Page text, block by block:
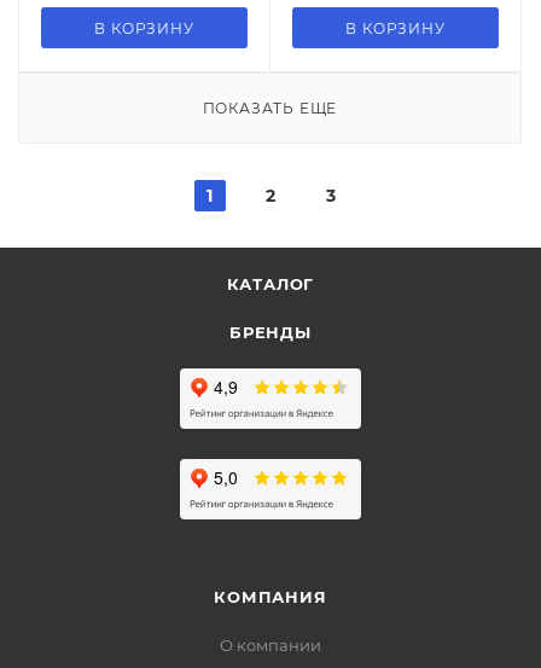
В КОРЗИНУ В КОРЗИНУ
ПОКАЗАТЬ ЕЩЕ
1 2 3
КАТАЛОГ
БРЕНДЫ
КОМПАНИЯ
О компании